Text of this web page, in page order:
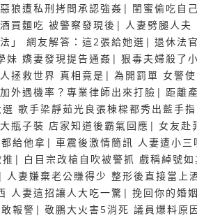
狼遭私刑拷問承認強姦 | 閨蜜偷吃自
買麵吃 被警察發現後 | 人妻劈腿人夫
」 網友解答：這2張給她選 | 退休法
妹 嬌妻發現提告通姦 | 狠毒夫婦殺了
拯救世界 真相竟是 | 為開罰單 女警
外遇機率？專業律師出來打臉 | 距離
歌手梁靜茹光良張棟樑都秀出藍手指
瓶子裝 店家知道後霸氣回應 | 女友赴
給他拿 | 車震後激情簡訊 人妻遭小三
| 白目宗改槍自吹被警抓 戲稱綽號如
| 人妻嫌棄老公賺得少 整形後直接當上
人妻這招讓人大吃一驚 | 挽回你的婚
報警 | 敬鵬大火害5消死 議員爆料原